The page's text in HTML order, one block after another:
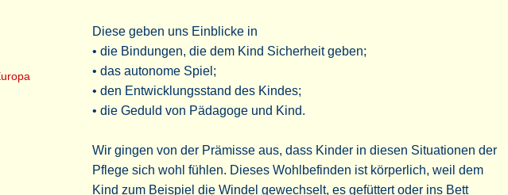
Diese geben uns Einblicke in
• die Bindungen, die dem Kind Sicherheit geben;
• das autonome Spiel;
• den Entwicklungsstand des Kindes;
• die Geduld von Pädagoge und Kind.
Wir gingen von der Prämisse aus, dass Kinder in diesen Situationen der
Pflege sich wohl fühlen. Dieses Wohlbefinden ist körperlich, weil dem
Kind zum Beispiel die Windel gewechselt, es gefüttert oder ins Bett